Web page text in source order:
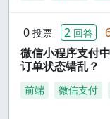
0 投票 2 回答
微信小程序支付
订单状态错乱？
前端 微信支付